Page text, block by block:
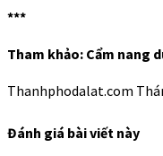
***
Tham khảo: Cẩm nang
Thanhphodalat.com
Đánh giá bài viết này